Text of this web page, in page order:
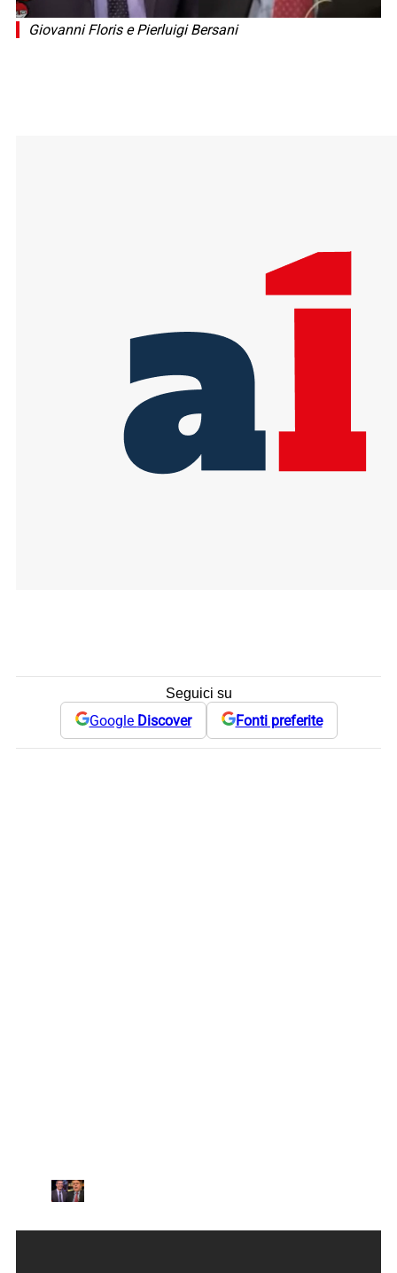
Giovanni Floris e Pierluigi Bersani
Seguici su
Google Discover Fonti preferite